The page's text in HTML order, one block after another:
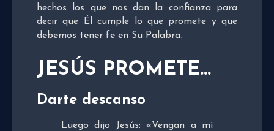
hechos los que nos dan la confianza para
decir que Él cumple lo que promete y que
debemos tener fe en Su Palabra.
JESÚS PROMETE…
Darte descanso
Luego dijo Jesús: «Vengan a mí